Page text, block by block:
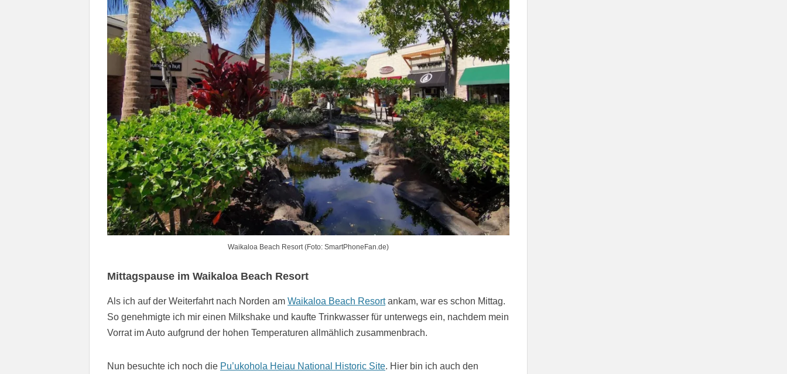
Waikaloa Beach Resort (Foto: SmartPhoneFan.de)
Mittagspause im Waikaloa Beach Resort
Als ich auf der Weiterfahrt nach Norden am Waikaloa Beach Resortankam, war es schon Mittag.
So genehmigte ich mir einen Milkshake und kaufte Trinkwasser für unterwegs ein, nachdem mein
Vorrat im Auto aufgrund der hohen Temperaturen allmählich zusammenbrach.
Nun besuchte ich noch die Pu’ukohola Heiau National Historic Site. Hier bin ich auch den